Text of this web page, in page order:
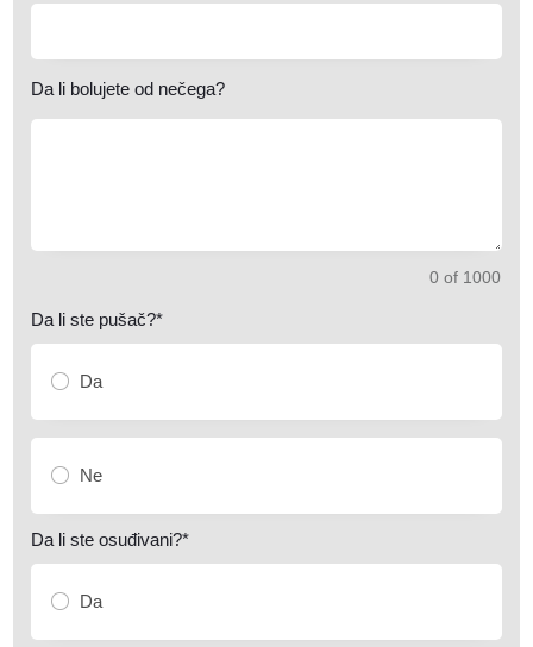
Da li bolujete od nečega?
0 of 1000
Da li ste pušač?*
Da
Ne
Da li ste osuđivani?*
Da